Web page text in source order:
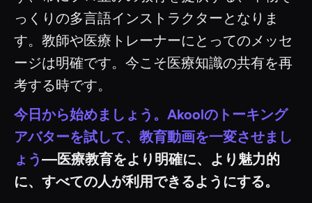
っくりの多言語インストラクターとなりま
す。教師や医療トレーナーにとってのメッセ
ージは明確です。今こそ医療知識の共有を再
考する時です。
今日から始めましょう。Akoolのトーキング
アバターを試して、教育動画を一変させまし
ょう—医療教育をより明確に、より魅力的
に、すべての人が利用できるようにする。